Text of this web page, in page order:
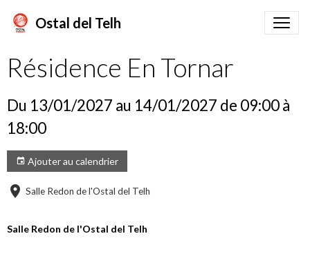
Ostal del Telh
Résidence En Tornar
Du 13/01/2027 au 14/01/2027 de 09:00à
18:00
Ajouter au calendrier
Salle Redon de l'Ostal del Telh
Salle Redon de l'Ostal del Telh